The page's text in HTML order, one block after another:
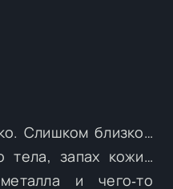
Слишком близко…
тела, запах кожи…
и чего‑то